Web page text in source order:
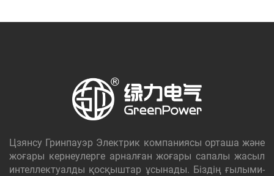
Цзянсу Гринпауэр Электрик компаниясы орташа және
жоғары кернеулерге арналған жоғары сапалы жасыл
интеллектуалды қосқыштар ұсынады. Біздің ғылыми-